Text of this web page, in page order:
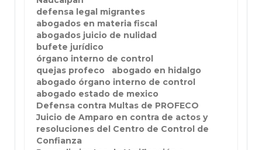
defensa legal migrantes
abogados en materia fiscal
abogados juicio de nulidad
bufete jurídico
órgano interno de control
quejas profeco
abogado en hidalgo
abogado órgano interno de control
abogado estado de mexico
Defensa contra Multas de PROFECO
Juicio de Amparo en contra de actos y
resoluciones del Centro de Control de
Confianza